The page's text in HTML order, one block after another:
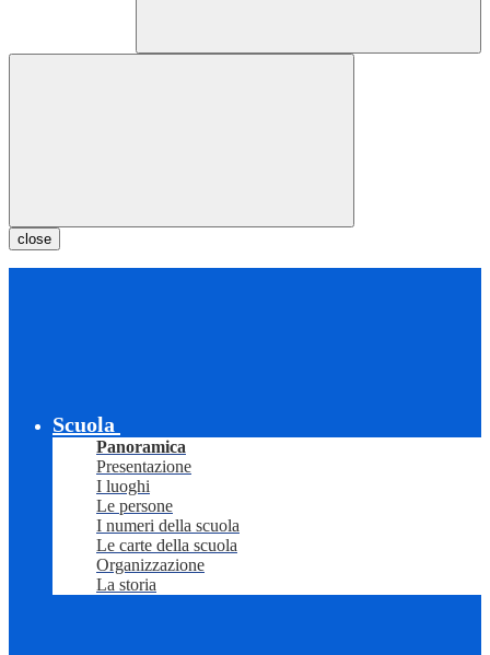
close
Scuola
Panoramica
Presentazione
I luoghi
Le persone
I numeri della scuola
Le carte della scuola
Organizzazione
La storia